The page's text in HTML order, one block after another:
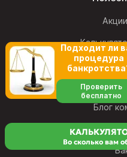
Блог
Наши
Во сколько вам
Подходит ли
процедура
Проверить
бесплатно